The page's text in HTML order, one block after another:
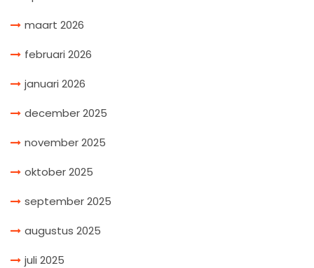
maart 2026
februari 2026
januari 2026
december 2025
november 2025
oktober 2025
september 2025
augustus 2025
juli 2025